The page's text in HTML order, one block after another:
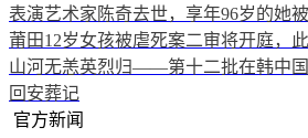
表演艺术家陈奇去世，享年96岁的她
莆田12岁女孩被虐死案二审将开庭，
山河无恙英烈归——第十二批在韩中
回安葬记
官方新闻